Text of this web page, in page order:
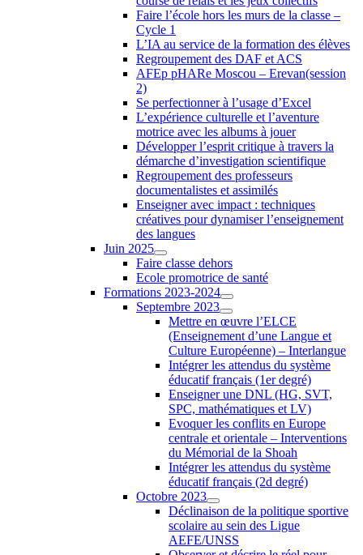
Faire l’école hors les murs de la classe –
Cycle 1
L’IA au service de la formation des élèves
Regroupement des DAF et ACS
AFEp pHARe Moscou – Erevan(session
2)
Se perfectionner à l’usage d’Excel
L’expérience culturelle et l’aventure
motrice avec les albums à jouer
Développer l’esprit critique à travers la
démarche d’investigation scientifique
Regroupement des professeurs
documentalistes et assimilés
Enseigner avec impact : techniques
créatives pour dynamiser l’enseignement
des langues
Juin 2025
Faire classe dehors
Ecole promotrice de santé
Formations 2023-2024
Septembre 2023
Mettre en œuvre l’ELCE
(Enseignement d’une Langue et
Culture Européenne) – Interlangue
Intégrer les attendus du système
éducatif français (1er degré)
Enseigner une DNL (HG, SVT,
SPC, mathématiques et LV)
Evoquer les conflits en Europe
centrale et orientale – Interventions
du Mémorial de la Shoah
Intégrer les attendus du système
éducatif français (2d degré)
Octobre 2023
Déclinaison de la politique sportive
scolaire au sein des Ligue
AEFE/UNSS